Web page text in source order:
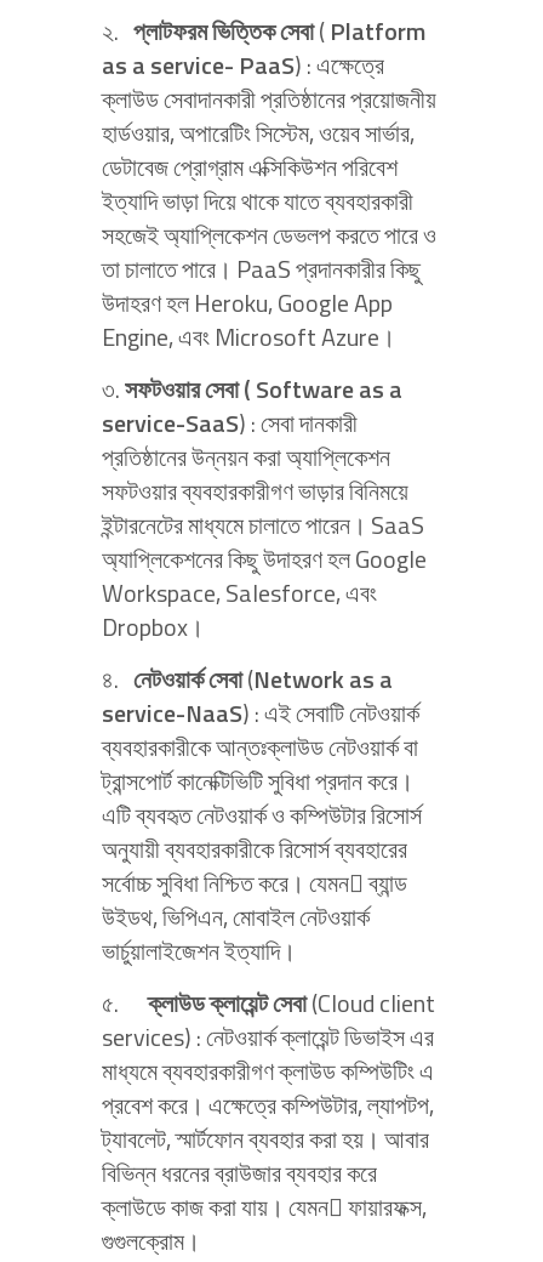
২. প্লাটফরম ভিত্তিক সেবা(Platform
as a service- PaaS) : এক্ষেত্রে
ক্লাউড সেবাদানকারী প্রতিষ্ঠানের প্রয়োজনীয়
হার্ডওয়ার, অপারেটিং সিস্টেম, ওয়েব সার্ভার,
ডেটাবেজ প্রোগ্রাম এক্সিকিউশন পরিবেশ
ইত্যাদি ভাড়া দিয়ে থাকে যাতে ব্যবহারকারী
সহজেই অ্যাপ্লিকেশন ডেভলপ করতে পারে ও
তা চালাতে পারে। PaaS প্রদানকারীর কিছু
উদাহরণ হল Heroku, Google App
Engine, এবং Microsoft Azure।
৩.সফটওয়ার সেবা ( Software as a
service-SaaS) : সেবা দানকারী
প্রতিষ্ঠানের উন্নয়ন করা অ্যাপ্লিকেশন
সফটওয়ার ব্যবহারকারীগণ ভাড়ার বিনিময়ে
ইন্টারনেটের মাধ্যমে চালাতে পারেন। SaaS
অ্যাপ্লিকেশনের কিছু উদাহরণ হল Google
Workspace, Salesforce, এবং
Dropbox।
৪. নেটওয়ার্ক সেবা(Network as a
service-NaaS) : এই সেবাটি নেটওয়ার্ক
ব্যবহারকারীকে আন্তঃক্লাউড নেটওয়ার্ক বা
ট্রান্সপোর্ট কানেক্টিভিটি সুবিধা প্রদান করে।
এটি ব্যবহৃত নেটওয়ার্ক ও কম্পিউটার রিসোর্স
অনুযায়ী ব্যবহারকারীকে রিসোর্স ব্যবহারের
সর্বোচ্চ সুবিধা নিশ্চিত করে। যেমন ব্যান্ড
উইডথ, ভিপিএন, মোবাইল নেটওয়ার্ক
ভার্চুয়ালাইজেশন ইত্যাদি।
৫.
ক্লাউড ক্লায়েন্ট সেবা(Cloud client
services) : নেটওয়ার্ক ক্লায়েন্ট ডিভাইস এর
মাধ্যমে ব্যবহারকারীগণ ক্লাউড কম্পিউটিং এ
প্রবেশ করে। এক্ষেত্রে কম্পিউটার, ল্যাপটপ,
ট্যাবলেট, স্মার্টফোন ব্যবহার করা হয়। আবার
বিভিন্ন ধরনের ব্রাউজার ব্যবহার করে
ক্লাউডে কাজ করা যায়। যেমন ফায়ারফক্স,
গুগুলক্রোম।